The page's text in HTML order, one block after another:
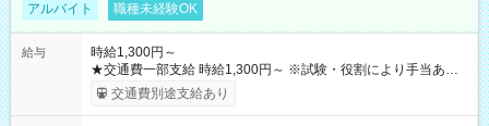
アルバイト 職種未経験OK
給与
時給1,300円～
★交通費一部支給 時給1,300円～ ※試験・役割により手当あり
※勤務回数により昇給あり 【即給（前払い）オプションあ
り！】 希望される場合、勤務から1週間ほどで給与の一部を受け
交通費別途支給あり